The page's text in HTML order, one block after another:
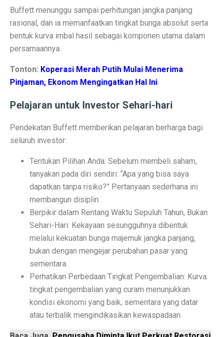
Saham Bank Besar Turun Bersama, Ini
5 Fakta Menarik Kota Gjirokastër, Penuh Bangunan
Era Baru TKDN: Menggabungkan Deregulasi dan
Apa Itu Obesitas Sentral? Waspada Perut Buncit!
Apa Itu ‘Bayi Karnivora’? Tren Mencurigakan dari
5 Fakta Penting Sebelum Pasar Dibuka
7 Tanda Awal Rabies yang Sering Diabaikan
Uni Eropa Umumkan Pajak Karbon Lintas Batas
Unduh Lagu Waste No Time (OST Asmara Gen Z)
Spesifikasi dan Harga Mitsubishi Pajero Sport
Rekomendasi Teknikal Saham ASSA, ARCI, BWPT
Strategi Buffett: Kelola Uang Tanpa Rugi di 2025
Cara Jadi Jutawan ala Charlie Munger: 7 Langkah
Indeks Tabungan Konsumen Tumbuh Lemah di
Buffett menunggu sampai perhitungan jangka panjang
rasional, dan ia memanfaatkan tingkat bunga absolut serta
bentuk kurva imbal hasil sebagai komponen utama dalam
persamaannya.
Tonton: Koperasi Merah Putih Mulai Menerima
Pinjaman, Ekonom Mengingatkan Hal Ini
Pelajaran untuk Investor Sehari-hari
Pendekatan Buffett memberikan pelajaran berharga bagi
seluruh investor:
Tentukan Pilihan Anda: Sebelum membeli saham,
tanyakan pada diri sendiri: “Apa yang bisa saya
dapatkan tanpa risiko?” Pertanyaan sederhana ini
membangun disiplin.
Berpikir dalam Rentang Waktu Sepuluh Tahun, Bukan
Sehari-Hari: Kekayaan sesungguhnya dibentuk
melalui kekuatan bunga majemuk jangka panjang,
bukan dengan mengejar perubahan pasar yang
sementara.
Perhatikan Perbedaan Tingkat Pengembalian: Kurva
tingkat pengembalian yang curam menunjukkan
kondisi ekonomi yang baik, sementara yang datar
atau terbalik mengindikasikan kewaspadaan.